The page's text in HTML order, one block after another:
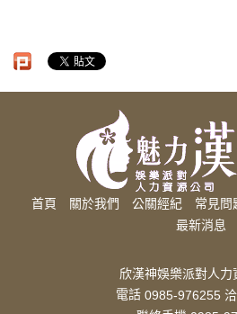
首頁 關於我們 公關經紀 常見問
最新消息
欣漢神娛樂派對人力
電話 0985-976255